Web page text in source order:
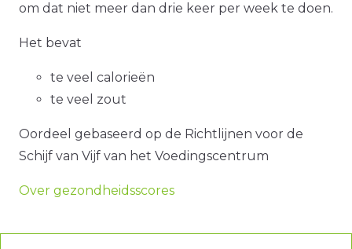
om dat niet meer dan drie keer per week te doen.
Het bevat
te veel calorieën
te veel zout
Oordeel gebaseerd op de Richtlijnen voor de
Schijf van Vijf van het Voedingscentrum
Over gezondheidsscores